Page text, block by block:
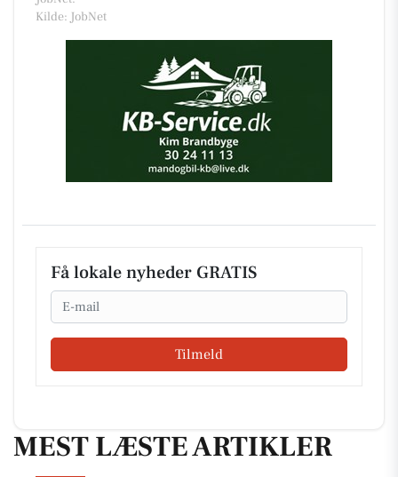
Kilde: JobNet
Få lokale nyheder GRATIS
Email
Tilmeld
MEST LÆSTE ARTIKLER